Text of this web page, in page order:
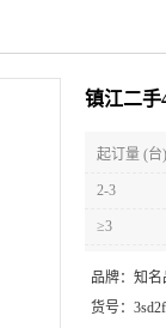
镇江二手
起订量 (台)
2-3
≥3
品牌： 知名
货号：